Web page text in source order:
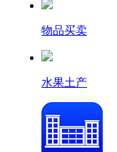
物品买卖
水果土产